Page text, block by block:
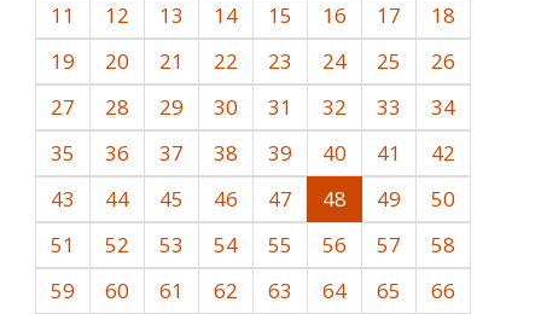
11
12 13 14 15 16 17
18
19
20 21 22 23 24 25
26
27
28 29 30 31 32 33
34
35
36 37 38 39 40 41
42
43
44 45 46 47 48 49
50
51
52 53 54 55 56 57
58
59
60 61 62 63 64 65
66